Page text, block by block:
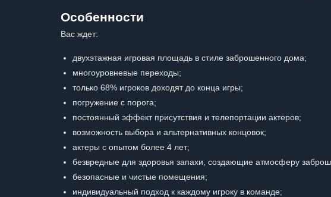
Особенности
Вас ждет:
двухэтажная игровая площадь в стиле заброшенного дома;
многоуровневые переходы;
только 68% игроков доходят до конца игры;
погружение с порога;
постоянный эффект присутствия и телепортации актеров;
возможность выбора и альтернативных концовок;
актеры с опытом более 4 лет;
безвредные для здоровья запахи, создающие атмосферу
безопасные и чистые помещения;
индивидуальный подход к каждому игроку в команде;